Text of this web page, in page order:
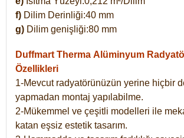
f) Dilim Derinliği:40 mm
g) Dilim genişliği:80 mm
Duffmart Therma Alüminyum
Özellikleri
1-Mevcut radyatörünüzün yerine hiçbir
yapmadan montaj yapılabilme.
2-Mükemmel ve çeşitli modelleri ile
katan eşsiz estetik tasarım.